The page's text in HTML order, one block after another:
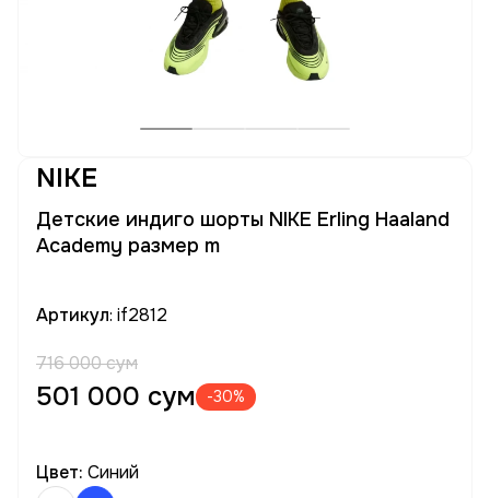
NIKE
Детские индиго шорты NIKE Erling Haaland
Academy размер m
Артикул: if2812
716 000 сум
501 000 сум -30%
Цвет: Синий